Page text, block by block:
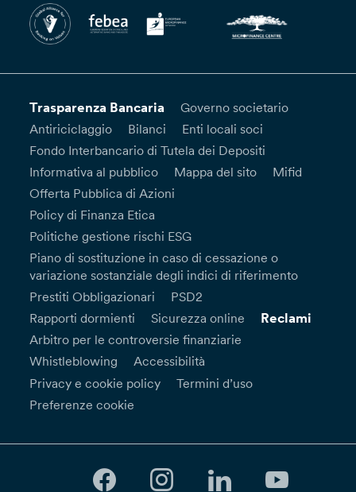
Trasparenza Bancaria
Governo societario
Antiriciclaggio
Bilanci
Enti locali soci
Fondo Interbancario di Tutela dei Depositi
Informativa al pubblico
Mappa del sito
Mifid
Offerta Pubblica di Azioni
Policy di Finanza Etica
Politiche gestione rischi ESG
Piano di sostituzione in caso di cessazione o
variazione sostanziale degli indici di riferimento
Prestiti Obbligazionari
PSD2
Rapporti dormienti
Sicurezza online Reclami
Arbitro per le controversie finanziarie
Whistleblowing
Accessibilità
Privacy e cookie policy
Termini d’uso
Preferenze cookie